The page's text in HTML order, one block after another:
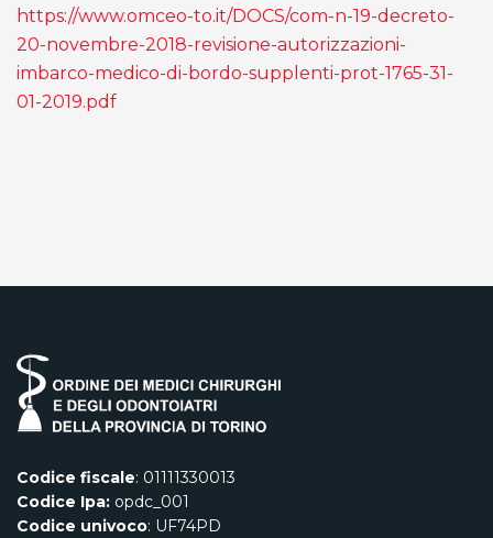
https://www.omceo-to.it/DOCS/com-n-19-decreto-
20-novembre-2018-revisione-autorizzazioni-
imbarco-medico-di-bordo-supplenti-prot-1765-31-
01-2019.pdf
Codice fiscale: 01111330013
Codice Ipa: opdc_001
Codice univoco: UF74PD